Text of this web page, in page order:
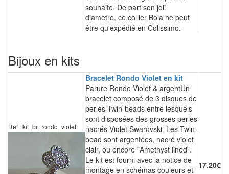
souhaite. De part son joli
diamètre, ce collier Bola ne peut
être qu'expédié en Colissimo.
Bijoux en kits
Ref : kit_br_rondo_violet
Bracelet Rondo Violet en kit
Parure Rondo Violet & argentUn
bracelet composé de 3 disques de
perles Twin-beads entre lesquels
sont disposées des grosses perles
nacrés Violet Swarovski. Les Twin-
bead sont argentées, nacré violet
clair, ou encore "Amethyst lined".
Le kit est fourni avec la notice de
montage en schémas couleurs et 17.20€